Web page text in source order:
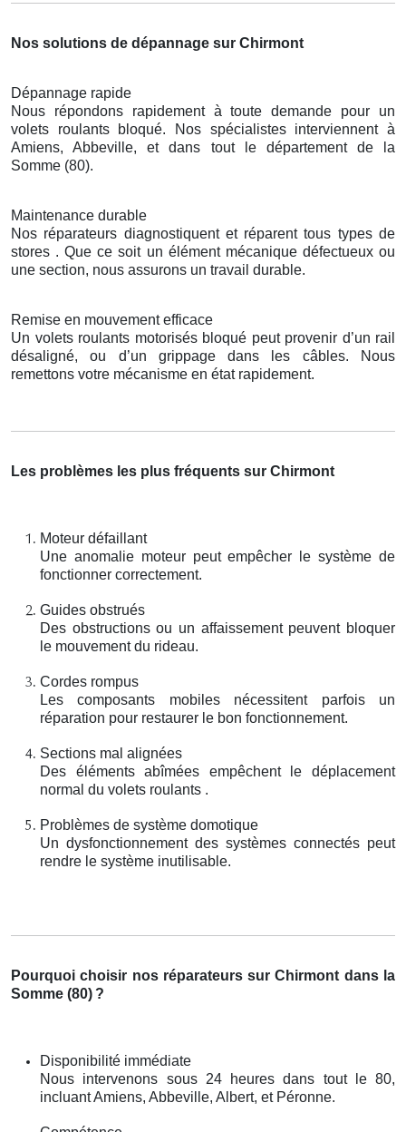
Nos solutions de dépannage sur Chirmont
Dépannage rapide
Nous répondons rapidement à toute demande pour un
volets roulants bloqué. Nos spécialistes interviennent à
Amiens, Abbeville, et dans tout le département de la
Somme (80).
Maintenance durable
Nos réparateurs diagnostiquent et réparent tous types de
stores . Que ce soit un élément mécanique défectueux ou
une section, nous assurons un travail durable.
Remise en mouvement efficace
Un volets roulants motorisés bloqué peut provenir d’un rail
désaligné, ou d’un grippage dans les câbles. Nous
remettons votre mécanisme en état rapidement.
Les problèmes les plus fréquents sur Chirmont
Moteur défaillant
Une anomalie moteur peut empêcher le système de
fonctionner correctement.
Guides obstrués
Des obstructions ou un affaissement peuvent bloquer
le mouvement du rideau.
Cordes rompus
Les composants mobiles nécessitent parfois un
réparation pour restaurer le bon fonctionnement.
Sections mal alignées
Des éléments abîmées empêchent le déplacement
normal du volets roulants .
Problèmes de système domotique
Un dysfonctionnement des systèmes connectés peut
rendre le système inutilisable.
Pourquoi choisir nos réparateurs sur Chirmont dans la
Somme (80) ?
Disponibilité immédiate
Nous intervenons sous 24 heures dans tout le 80,
incluant Amiens, Abbeville, Albert, et Péronne.